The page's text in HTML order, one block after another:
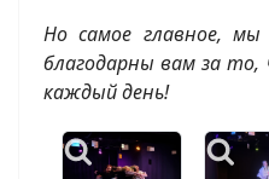
Но самое главное, мы
благодарны вам за
каждый день!